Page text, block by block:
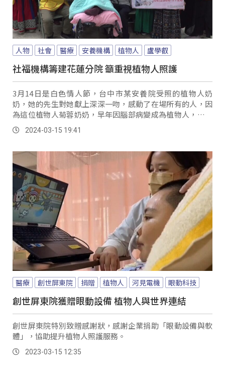
人物 社會 醫療 安養機構 植物人 盧學叡
社福機構籌建花蓮分院 籲重視植物人照護
3月14日是白色情人節，台中市某安養院受照的植物人奶
奶，她的先生對她獻上深深一吻，感動了在場所有的人，因
為這位植物人菊蓉奶奶，早年因腦部病變成為植物人，菊蓉
奶奶的先生縱然散盡家財，也對她不離不棄，而這樣的情
況，卻只是眾多案例中的冰山一角。
2024-03-15 19:41
醫療 創世屏東院 捐贈 植物人 河見電機 眼動科技
創世屏東院獲贈眼動設備 植物人與世界連結
創世屏東院特別致贈感謝狀，感謝企業捐助「眼動設備與軟
體」，協助提升植物人照護服務。
2023-03-15 12:35